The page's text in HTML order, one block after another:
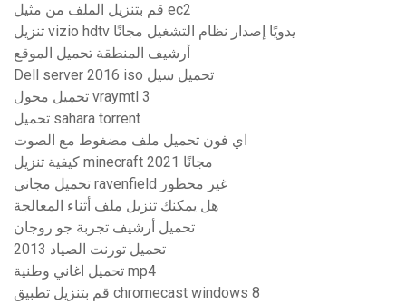
قم بتنزيل الملف من مثيل ec2
تنزيل vizio hdtv يدويًا إصدار نظام التشغيل مجانًا
أرشيف المنطقة تحميل الموقع
Dell server 2016 iso تحميل سيل
تحميل محول vraymtl 3
تحميل sahara torrent
اي فون تحميل ملف مضغوط مع الصوت
كيفية تنزيل minecraft مجانًا 2021
تحميل مجاني ravenfield غير محظور
هل يمكنك تنزيل ملف أثناء المعالجة
تحميل أرشيف تجربة جو روجان
تحميل تورنت الصياد 2013
تحميل اغاني وطنية mp4
قم بتنزيل تطبيق chromecast windows 8